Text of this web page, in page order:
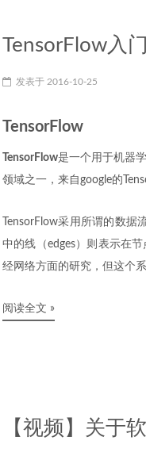
TensorFlow入门
发表于 2016-10-25
TensorFlow
TensorFlow是一个用于机器
领域之一，来自google的
TensorFlow采用所谓的数
中的线（edges）则表示在
经网络方面的研究，但这个
阅读全文 »
【视频】关于